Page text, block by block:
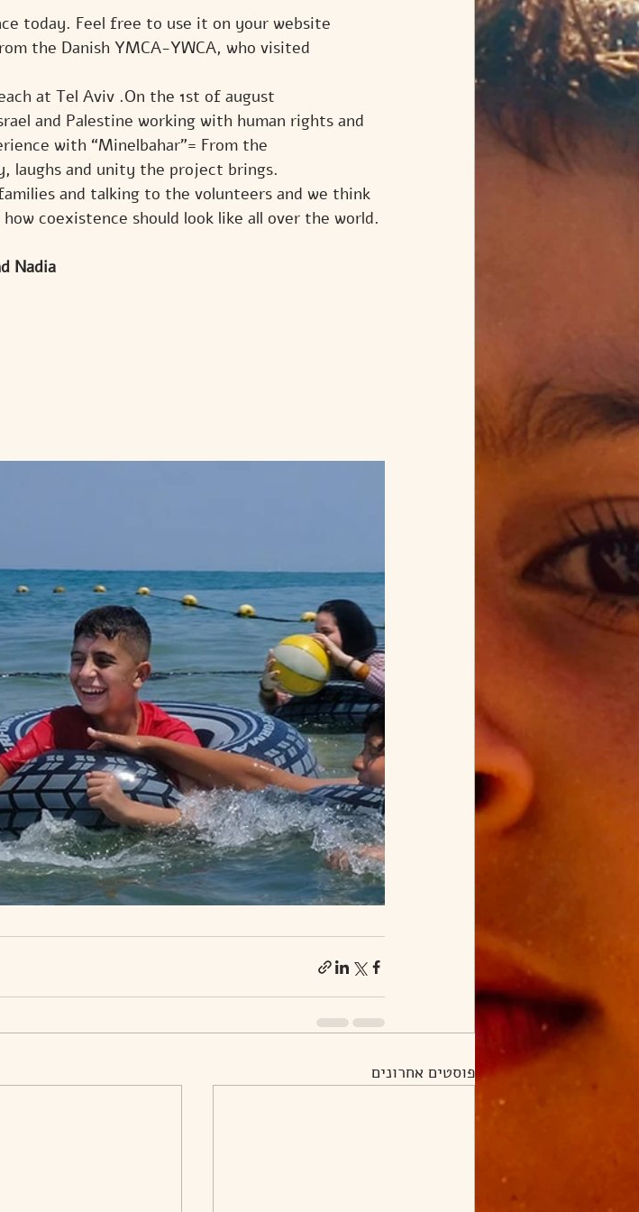
today. Feel free to use it on your website
the Danish YMCA-YWCA, who visited
at Tel Aviv .On the 1st of august
and Palestine working with human rights and
with “Minelbahar”= From the
laughs and unity the project brings.
and talking to the volunteers and we think
coexistence should look like all over the world.
Nadia
פוסטים אחרונים